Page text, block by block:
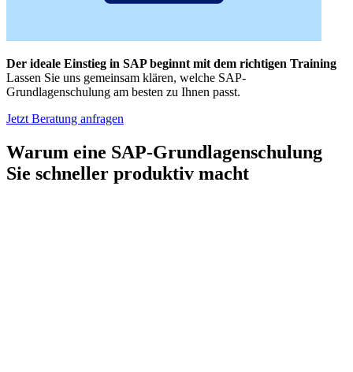
Der ideale Einstieg in SAP beginnt mit dem richtigen Training
Lassen Sie uns gemeinsam klären, welche SAP-
Grundlagenschulung am besten zu Ihnen passt.
Jetzt Beratung anfragen
Warum eine SAP-Grundlagenschulung
Sie schneller produktiv macht